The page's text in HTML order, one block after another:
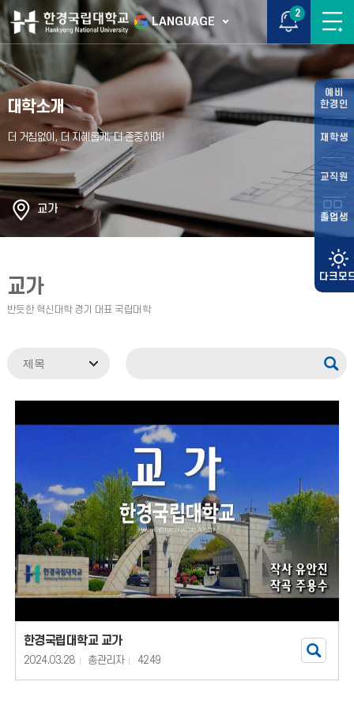
LANGUAGE
2
예비
한경인
재학생
교직원
졸업생
대학소개
교가
교가
한경국립대학교 교가
2024.03.28 총관리자 4249